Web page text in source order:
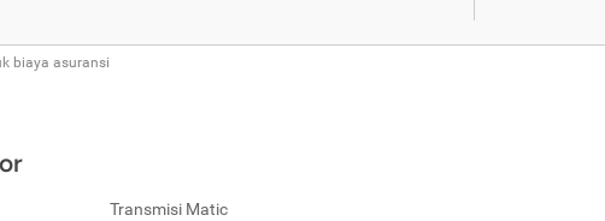
biaya asuransi
Transmisi Matic